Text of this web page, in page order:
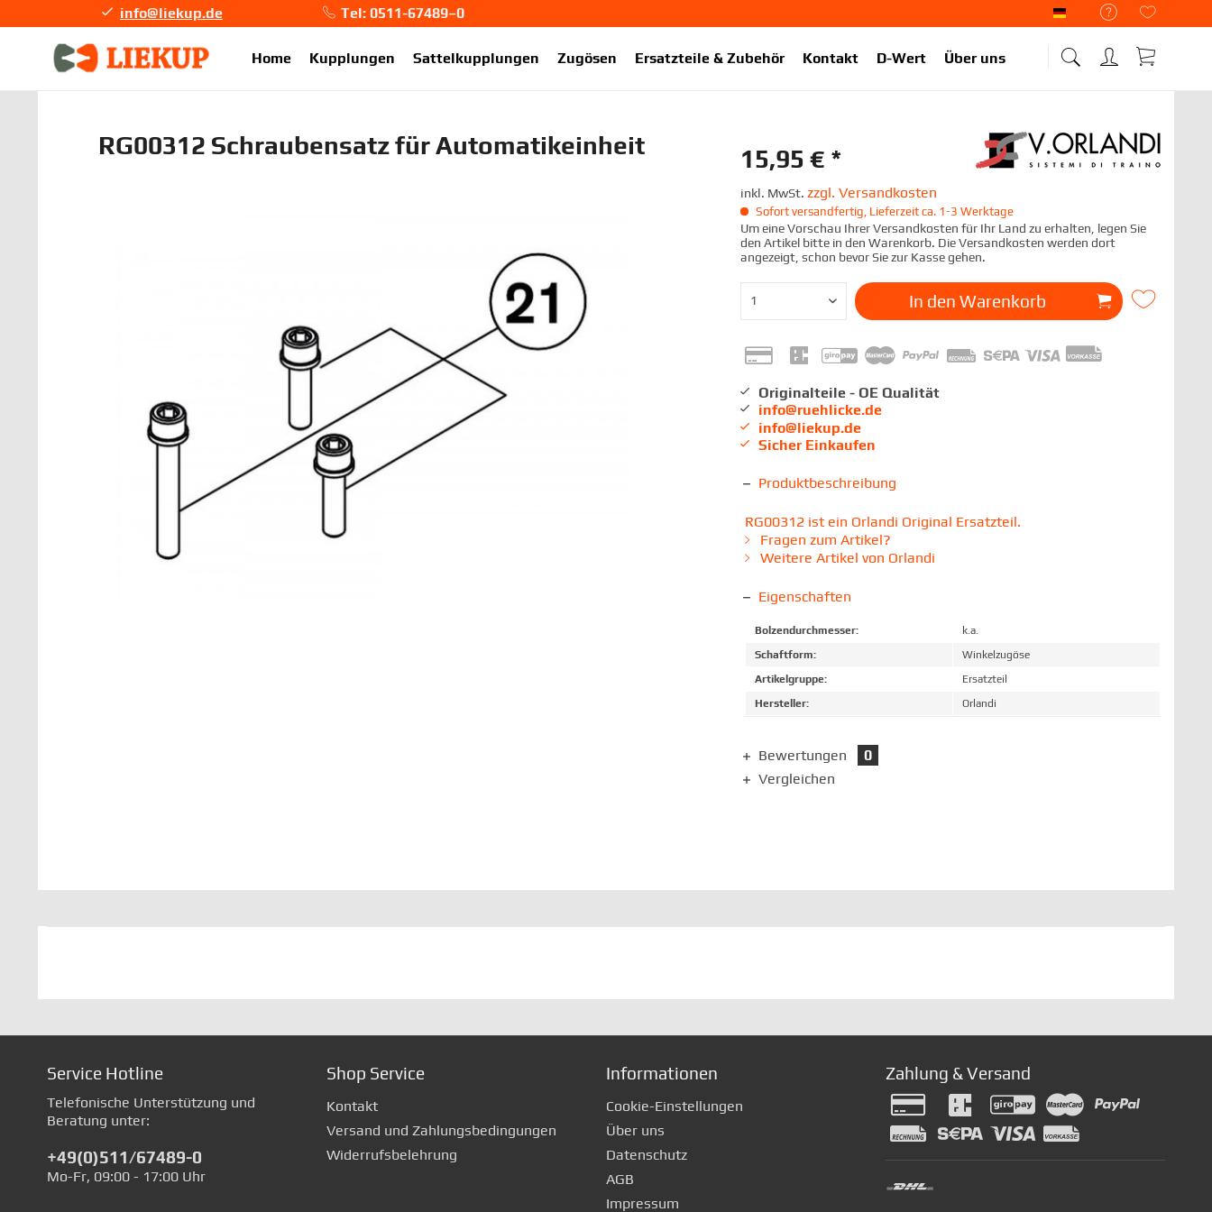
Liekup Deutsch
info@liekup.de
Tel: 0511-67489–0
Home
Kupplungen Sattelkupplungen Zugösen Ersatzteile & Zubehör Kontakt D-Wert Über uns
RG00312 Schraubensatz für Automatikeinheit 15,95 € *
inkl. MwSt. zzgl. Versandkosten
Sofort versandfertig, Lieferzeit ca. 1-3 Werktage
Um eine Vorschau Ihrer Versandkosten für Ihr Land zu erhalten, legen Sie
den Artikel bitte in den Warenkorb. Die Versandkosten werden dort
angezeigt, schon bevor Sie zur Kasse gehen.
In den Warenkorb
Originalteile - OE Qualität
info@ruehlicke.de
info@liekup.de
Sicher Einkaufen
Produktbeschreibung
RG00312 ist ein Orlandi Original Ersatzteil.
Fragen zum Artikel?
Weitere Artikel von Orlandi
Eigenschaften
Bolzendurchmesser:
k.a.
Schaftform:
Winkelzugöse
Artikelgruppe:
Ersatzteil
Hersteller:
Orlandi
Bewertungen
0
Vergleichen
Service Hotline
Telefonische Unterstützung und
Beratung unter:
+49(0)511/67489-0
Mo-Fr, 09:00 - 17:00 Uhr
Shop Service
Kontakt
Versand und Zahlungsbedingungen
Widerrufsbelehrung
Informationen
Cookie-Einstellungen
Über uns
Datenschutz
AGB
Impressum
Zahlung & Versand